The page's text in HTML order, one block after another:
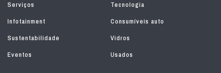
Serviços
Tecnologia
Infotainment
Consumíveis auto
Sustentabilidade
Vidros
Eventos
Usados